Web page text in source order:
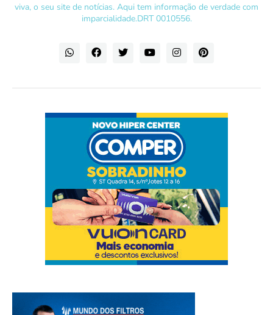
viva, o seu site de notícias. Aqui tem informação de verdade com
imparcialidade.DRT 0010556.